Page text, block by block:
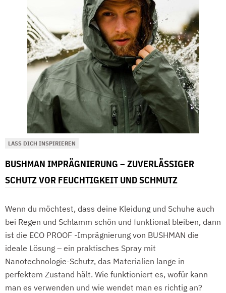
LASS DICH INSPIRIEREN
BUSHMAN IMPRÄGNIERUNG – ZUVERLÄSSIGER
SCHUTZ VOR FEUCHTIGKEIT UND SCHMUTZ
Wenn du möchtest, dass deine Kleidung und Schuhe auch
bei Regen und Schlamm schön und funktional bleiben, dann
ist die ECO PROOF -Imprägnierung von BUSHMAN die
ideale Lösung – ein praktisches Spray mit
Nanotechnologie-Schutz, das Materialien lange in
perfektem Zustand hält. Wie funktioniert es, wofür kann
man es verwenden und wie wendet man es richtig an?